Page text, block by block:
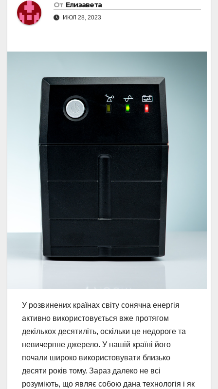
От Елизавета
ИЮЛ 28, 2023
У розвинених країнах світу сонячна енергія
активно використовується вже протягом
декількох десятиліть, оскільки це недороге та
невичерпне джерело. У нашій країні його
почали широко використовувати близько
десяти років тому. Зараз далеко не всі
розуміють, що являє собою дана технологія і як